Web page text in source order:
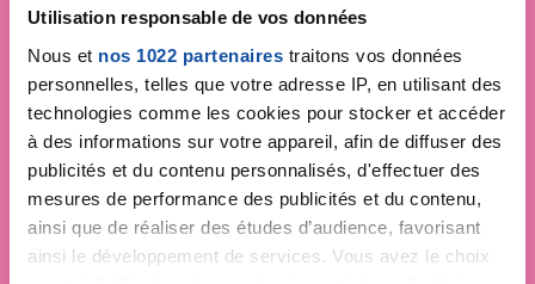
Utilisation responsable de vos données
Nous et nos 1022 partenaires traitons vos données
personnelles, telles que votre adresse IP, en utilisant des
technologies comme les cookies pour stocker et accéder
à des informations sur votre appareil, afin de diffuser des
publicités et du contenu personnalisés, d'effectuer des
mesures de performance des publicités et du contenu,
ainsi que de réaliser des études d’audience, favorisant
ainsi le développement de services. Vous avez le choix